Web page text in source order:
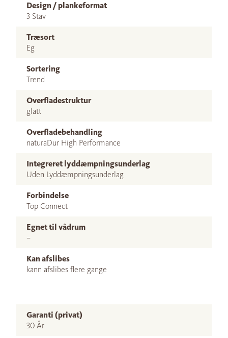
Design / plankeformat
3 Stav
Træsort
Eg
Sortering
Trend
Overfladestruktur
glatt
Overfladebehandling
naturaDur High Performance
Integreret lyddæmpningsunderlag
Uden Lyddæmpningsunderlag
Forbindelse
Top Connect
Egnet til vådrum
–
Kan afslibes
kann afslibes flere gange
Garanti (privat)
30 År